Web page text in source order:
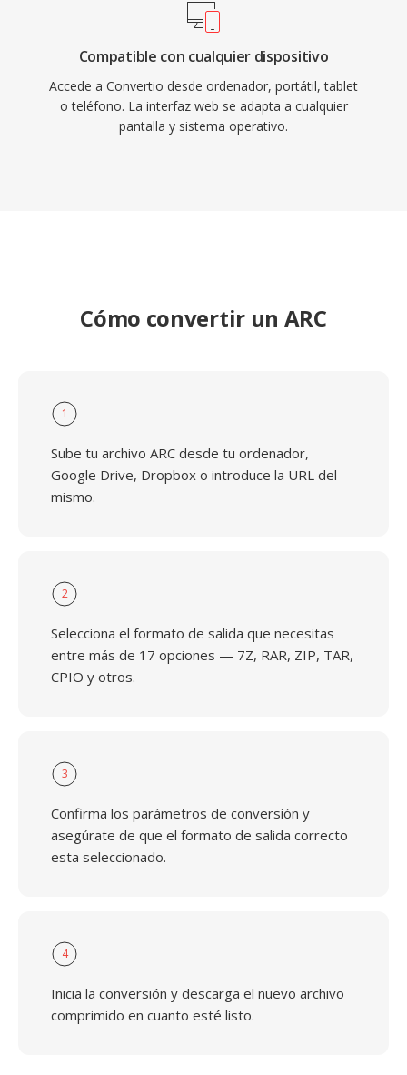
Compatible con cualquier dispositivo
Accede a Convertio desde ordenador, portátil, tablet
o teléfono. La interfaz web se adapta a cualquier
pantalla y sistema operativo.
Cómo convertir un ARC
1
Sube tu archivo ARC desde tu ordenador,
Google Drive, Dropbox o introduce la URL del
mismo.
2
Selecciona el formato de salida que necesitas
entre más de 17 opciones — 7Z, RAR, ZIP, TAR,
CPIO y otros.
3
Confirma los parámetros de conversión y
asegúrate de que el formato de salida correcto
esta seleccionado.
4
Inicia la conversión y descarga el nuevo archivo
comprimido en cuanto esté listo.